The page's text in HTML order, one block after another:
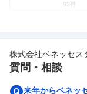
93件
ワークライフバ
副業
株式会社ベネッセス
質問・相談
来年からベネッ